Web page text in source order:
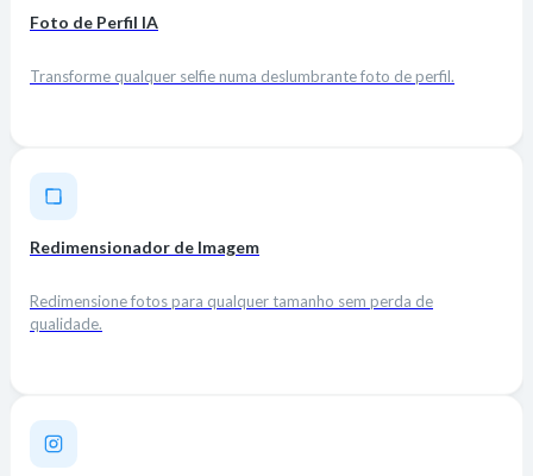
Foto de Perfil IA
Transforme qualquer selfie numa deslumbrante foto de perfil.
Redimensionador de Imagem
Redimensione fotos para qualquer tamanho sem perda de
qualidade.